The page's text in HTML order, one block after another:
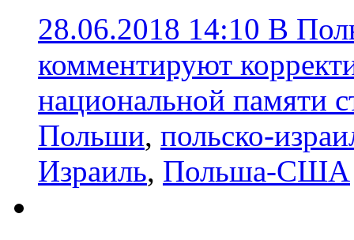
28.06.2018 14:10 В
комментируют
национальной памяти
Польши, польско-
Израиль, Польша-США